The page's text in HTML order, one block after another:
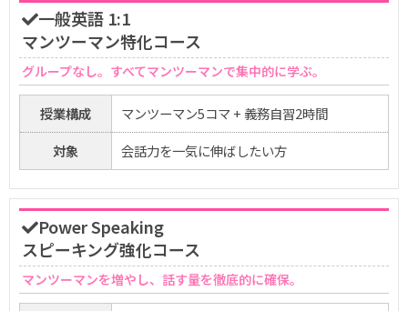
一般英語 1:1
マンツーマン特化コース
グループなし。すべてマンツーマンで集中的に学ぶ。
授業構成
マンツーマン5コマ + 義務自習2時間
対象
会話力を一気に伸ばしたい方
Power Speaking
スピーキング強化コース
マンツーマンを増やし、話す量を徹底的に確保。